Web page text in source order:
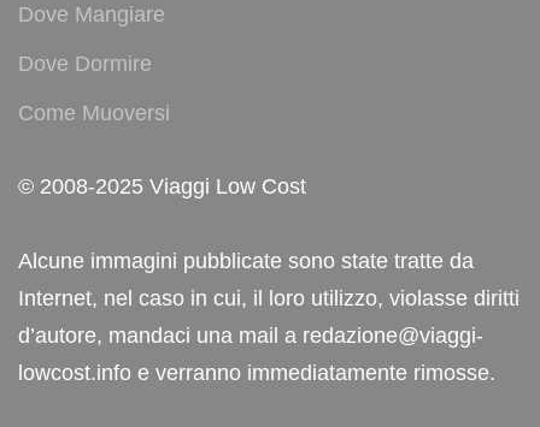
Dove Mangiare
Dove Dormire
Come Muoversi
© 2008-2025 Viaggi Low Cost
Alcune immagini pubblicate sono state tratte da
Internet, nel caso in cui, il loro utilizzo, violasse diritti
d’autore, mandaci una mail a redazione@viaggi-
lowcost.info e verranno immediatamente rimosse.